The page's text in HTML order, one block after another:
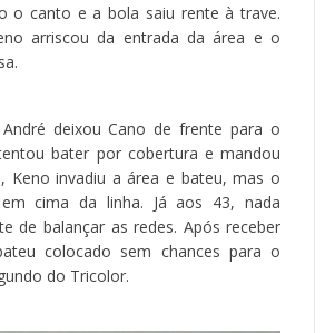
o canto e a bola saiu rente à trave.
arriscou da entrada da área e o
deixou Cano de frente para o
bater por cobertura e mandou
Keno invadiu a área e bateu, mas o
cima da linha. Já aos 43, nada
de balançar as redes. Após receber
colocado sem chances para o
do Tricolor.